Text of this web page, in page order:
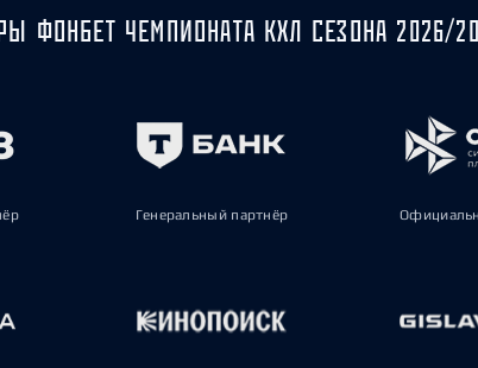
ФОНБЕТ ЧЕМПИОНАТА КХЛ СЕЗОНА 2026/
Генеральный партнёр